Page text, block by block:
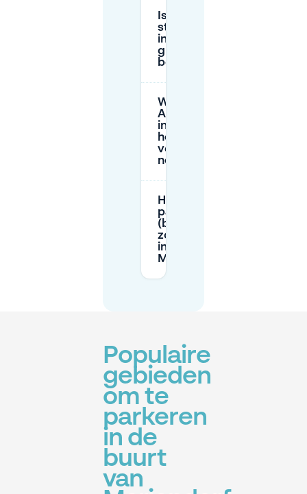
Is
straatparkeren
in Mariendorf
gratis voor
bezoekers?
Wat is
Anwohnerparken
in Mariendorf en
heb ik een
vergunning
nodig?
Heb ik een
parkeerschijf
(blauwe
zone) nodig
in
Mariendorf?
Populaire
gebieden
om te
parkeren
in de
buurt
van